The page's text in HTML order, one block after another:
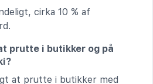
cirka 10 % af
prutte i butikker og på
at prutte i butikker med